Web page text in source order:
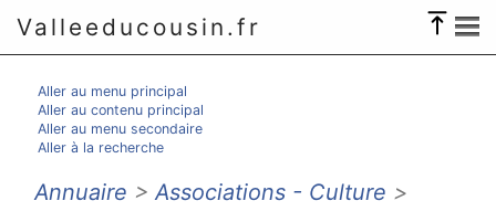
Valleeducousin.fr
Aller au menu principal
Aller au contenu principal
Aller au menu secondaire
Aller à la recherche
Annuaire >Associations - Culture >